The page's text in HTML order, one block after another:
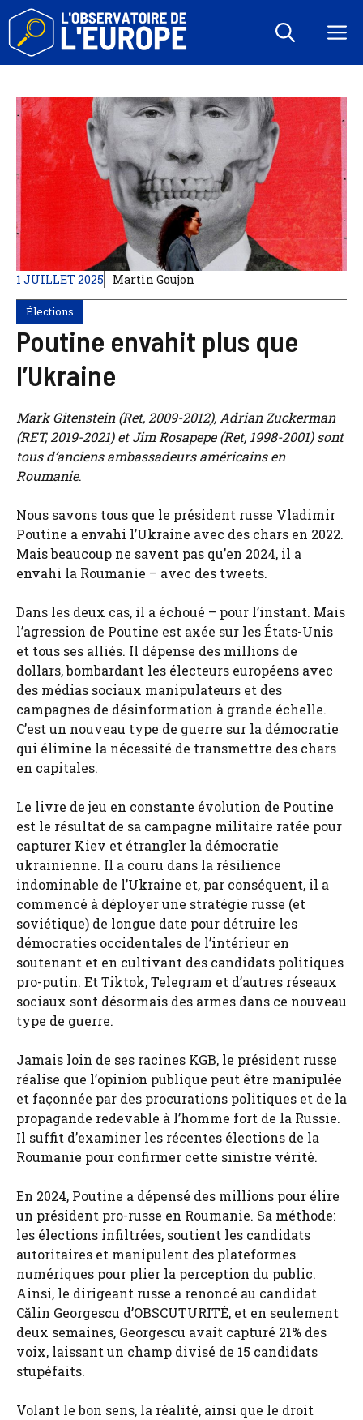
Aller
contenu
1 JUILLET 2025 Martin Goujon
Élections
Poutine envahit plus que
l’Ukraine
Mark Gitenstein (Ret, 2009-2012), Adrian Zuckerman
(RET, 2019-2021) et Jim Rosapepe (Ret, 1998-2001) sont
tous d’anciens ambassadeurs américains en
Roumanie.
Nous savons tous que le président russe Vladimir
Poutine a envahi l’Ukraine avec des chars en 2022.
Mais beaucoup ne savent pas qu’en 2024, il a
envahi la Roumanie – avec des tweets.
Dans les deux cas, il a échoué – pour l’instant. Mais
l’agression de Poutine est axée sur les États-Unis
et tous ses alliés. Il dépense des millions de
dollars, bombardant les électeurs européens avec
des médias sociaux manipulateurs et des
campagnes de désinformation à grande échelle.
C’est un nouveau type de guerre sur la démocratie
qui élimine la nécessité de transmettre des chars
en capitales.
Le livre de jeu en constante évolution de Poutine
est le résultat de sa campagne militaire ratée pour
capturer Kiev et étrangler la démocratie
ukrainienne. Il a couru dans la résilience
indominable de l’Ukraine et, par conséquent, il a
commencé à déployer une stratégie russe (et
soviétique) de longue date pour détruire les
démocraties occidentales de l’intérieur en
soutenant et en cultivant des candidats politiques
pro-putin. Et Tiktok, Telegram et d’autres réseaux
sociaux sont désormais des armes dans ce nouveau
type de guerre.
Jamais loin de ses racines KGB, le président russe
réalise que l’opinion publique peut être manipulée
et façonnée par des procurations politiques et de la
propagande redevable à l’homme fort de la Russie.
Il suffit d’examiner les récentes élections de la
Roumanie pour confirmer cette sinistre vérité.
En 2024, Poutine a dépensé des millions pour élire
un président pro-russe en Roumanie. Sa méthode:
les élections infiltrées, soutient les candidats
autoritaires et manipulent des plateformes
numériques pour plier la perception du public.
Ainsi, le dirigeant russe a renoncé au candidat
Călin Georgescu d’OBSCUTURITÉ, et en seulement
deux semaines, Georgescu avait capturé 21% des
voix, laissant un champ divisé de 15 candidats
stupéfaits.
Volant le bon sens, la réalité, ainsi que le droit